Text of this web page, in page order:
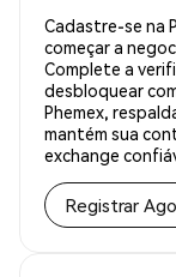
Cadastre-se na
começar a
Complete a
desbloquear
Phemex,
mantém sua
exchange
Registrar